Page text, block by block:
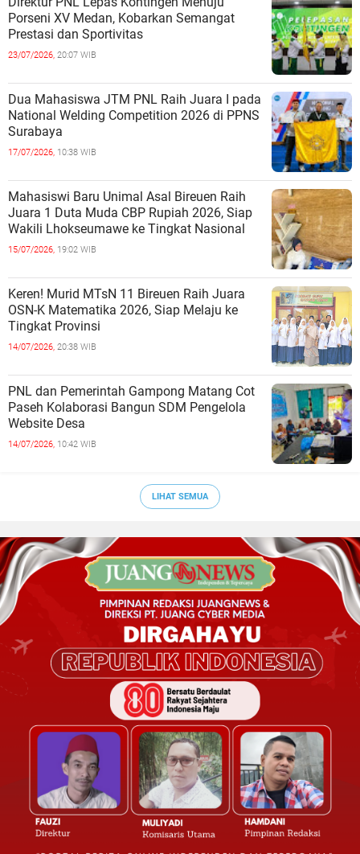
Porseni XV Medan, Kobarkan Semangat
Prestasi dan Sportivitas
23/07/2026, 20:07 WIB
Dua Mahasiswa JTM PNL Raih Juara I pada
National Welding Competition 2026 di PPNS
Surabaya
17/07/2026, 10:38 WIB
Mahasiswi Baru Unimal Asal Bireuen Raih
Juara 1 Duta Muda CBP Rupiah 2026, Siap
Wakili Lhokseumawe ke Tingkat Nasional
15/07/2026, 19:02 WIB
Keren! Murid MTsN 11 Bireuen Raih Juara
OSN-K Matematika 2026, Siap Melaju ke
Tingkat Provinsi
14/07/2026, 20:38 WIB
PNL dan Pemerintah Gampong Matang Cot
Paseh Kolaborasi Bangun SDM Pengelola
Website Desa
14/07/2026, 10:42 WIB
LIHAT SEMUA